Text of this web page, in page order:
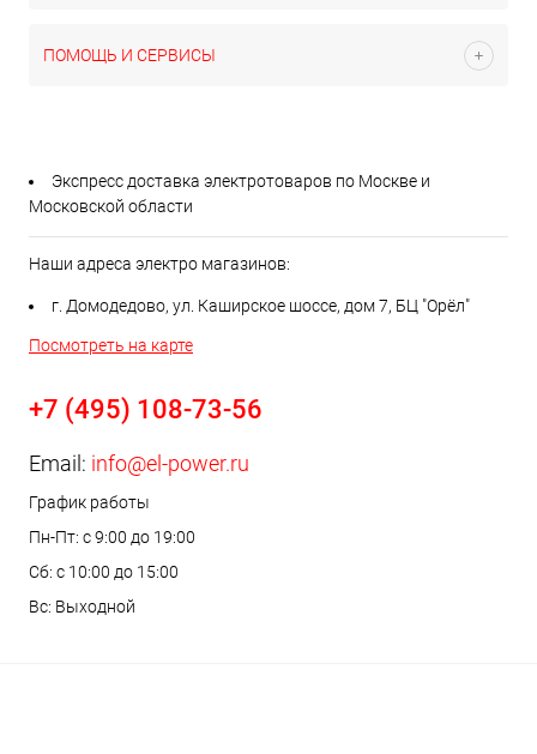
ПОМОЩЬ И СЕРВИСЫ
Экспресс доставка электротоваров по Москве и
Московской области
Наши адреса электро магазинов:
г. Домодедово, ул. Каширское шоссе, дом 7, БЦ "Орёл"
Посмотреть на карте
+7 (495) 108-73-56
Email: info@el-power.ru
График работы
Пн-Пт: с 9:00 до 19:00
Сб: с 10:00 до 15:00
Вс: Выходной